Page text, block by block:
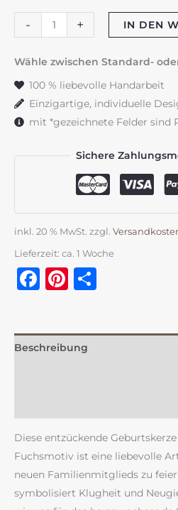
-
Baby
Kerze
Menge
+ IN DEN
Wähle zwischen Standard- oder
100 % liebevolle Handarbeit
Einzigartige, individuelle
mit *gezeichnete Felder sind
Sichere
inkl. 20 % MwSt. zzgl.
Lieferzeit: ca. 1 Woche
Facebook
Pinterest
Beschreibung
Diese entzückende
Fuchsmotiv ist eine liebevolle
neuen Familienmitglieds zu
symbolisiert Klugheit und